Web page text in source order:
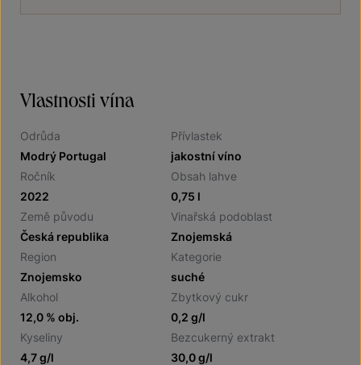
Vlastnosti vína
Odrůda
Modrý Portugal
Přívlastek
jakostní víno
Ročník
2022
Obsah lahve
0,75 l
Země původu
Česká republika
Vinařská podoblast
Znojemská
Region
Znojemsko
Kategorie
suché
Alkohol
12,0 % obj.
Zbytkový cukr
0,2 g/l
Kyseliny
4,7 g/l
Bezcukerný extrakt
30,0 g/l